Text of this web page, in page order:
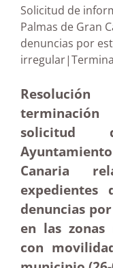
Solicitud de
Palmas de Gran
denuncias por
solicitud
Canaria
denuncias
en las zonas
con